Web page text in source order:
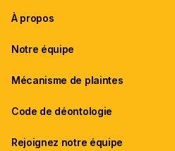
À propos
Notre équipe
Mécanisme de plaintes
Code de déontologie
Rejoignez notre équipe